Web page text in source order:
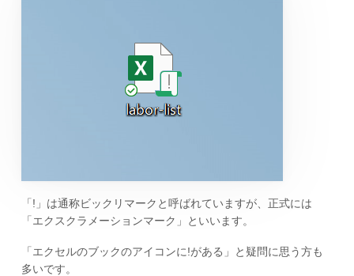
「!」は通称ビックリマークと呼ばれていますが、正式には
「エクスクラメーションマーク」といいます。
「エクセルのブックのアイコンに!がある」と疑問に思う方も
多いです。